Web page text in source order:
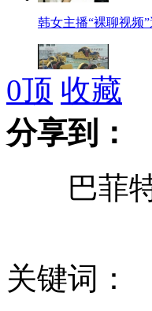
韩女主播“裸聊视频
港珠澳大桥岛隧工
北京闯红灯只处罚
故宫回应文物被损
0顶 收藏
分享到：
巴菲特
关键词：